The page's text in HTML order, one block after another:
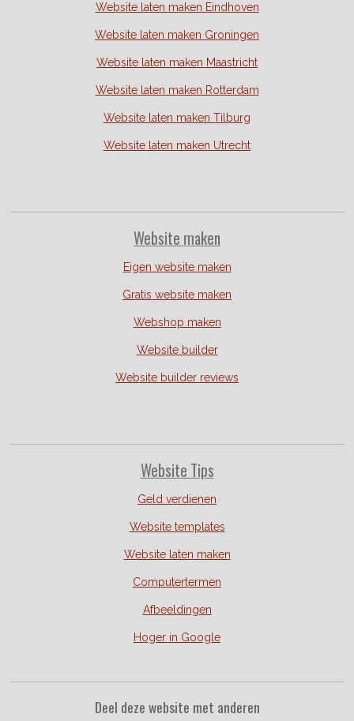
Website laten maken Eindhoven
Website laten maken Groningen
Website laten maken Maastricht
Website laten maken Rotterdam
Website laten maken Tilburg
Website laten maken Utrecht
Website maken
Eigen website maken
Gratis website maken
Webshop maken
Website builder
Website builder reviews
Website Tips
Geld verdienen
Website templates
Website laten maken
Computertermen
Afbeeldingen
Hoger in Google
Deel deze website met anderen